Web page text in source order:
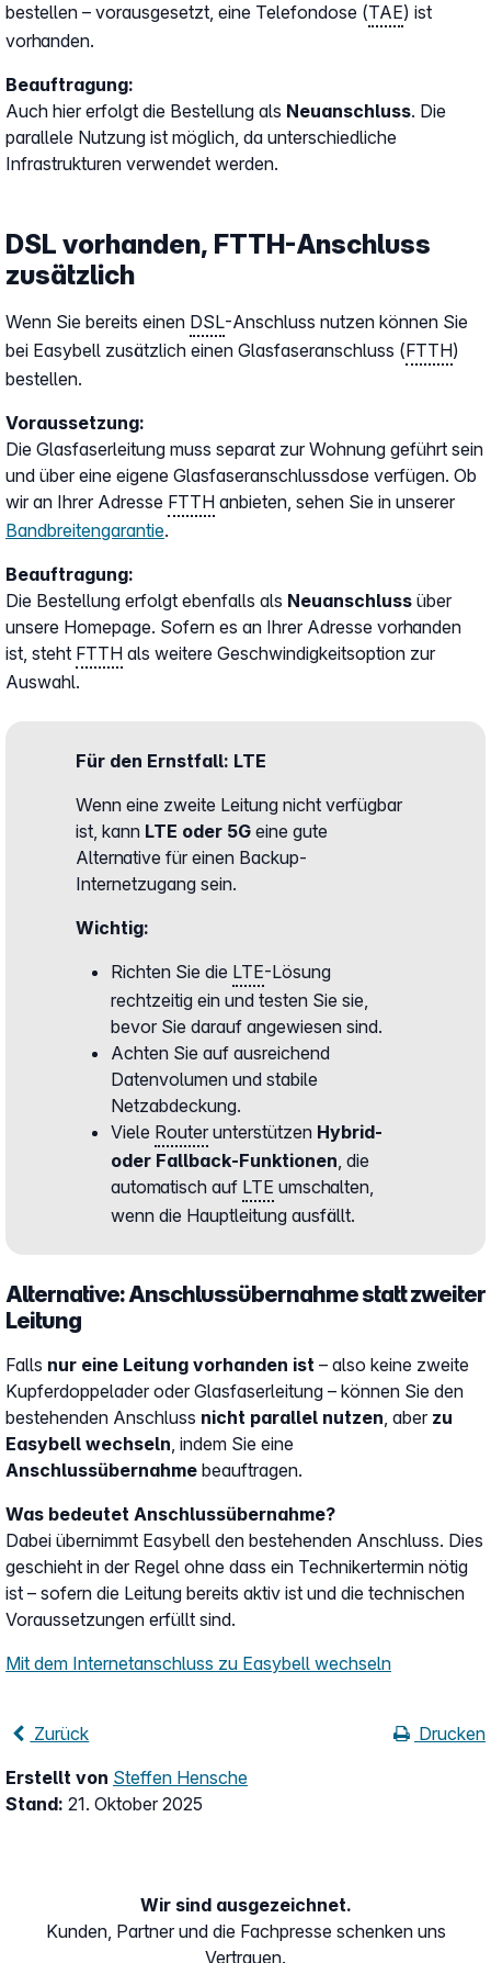
bestellen – vorausgesetzt, eine Telefondose (TAE) ist
vorhanden.
Beauftragung:
Auch hier erfolgt die Bestellung als Neuanschluss. Die
parallele Nutzung ist möglich, da unterschiedliche
Infrastrukturen verwendet werden.
DSL vorhanden, FTTH-Anschluss
zusätzlich
Wenn Sie bereits einen DSL-Anschluss nutzen können Sie
bei Easybell zusätzlich einen Glasfaseranschluss (FTTH)
bestellen.
Voraussetzung:
Die Glasfaserleitung muss separat zur Wohnung geführt sein
und über eine eigene Glasfaseranschlussdose verfügen. Ob
wir an Ihrer Adresse FTTH anbieten, sehen Sie in unserer
Bandbreitengarantie.
Beauftragung:
Die Bestellung erfolgt ebenfalls als Neuanschluss über
unsere Homepage. Sofern es an Ihrer Adresse vorhanden
ist, steht FTTH als weitere Geschwindigkeitsoption zur
Auswahl.
Für den Ernstfall: LTE
Wenn eine zweite Leitung nicht verfügbar
ist, kann LTE oder 5G eine gute
Alternative für einen Backup-
Internetzugang sein.
Wichtig:
Richten Sie die LTE-Lösung
rechtzeitig ein und testen Sie sie,
bevor Sie darauf angewiesen sind.
Achten Sie auf ausreichend
Datenvolumen und stabile
Netzabdeckung.
Viele Router unterstützen Hybrid-
oder Fallback-Funktionen, die
automatisch auf LTE umschalten,
wenn die Hauptleitung ausfällt.
Alternative: Anschlussübernahme statt zweiter
Leitung
Falls nur eine Leitung vorhanden ist – also keine zweite
Kupferdoppelader oder Glasfaserleitung – können Sie den
bestehenden Anschluss nicht parallel nutzen, aber zu
Easybell wechseln, indem Sie eine
Anschlussübernahme beauftragen.
Was bedeutet Anschlussübernahme?
Dabei übernimmt Easybell den bestehenden Anschluss. Dies
geschieht in der Regel ohne dass ein Technikertermin nötig
ist – sofern die Leitung bereits aktiv ist und die technischen
Voraussetzungen erfüllt sind.
Mit dem Internetanschluss zu Easybell wechseln
Zurück
Drucken
Erstellt von Steffen Hensche
Stand: 21. Oktober 2025
Wir sind ausgezeichnet.
Kunden, Partner und die Fachpresse schenken uns
Vertrauen.